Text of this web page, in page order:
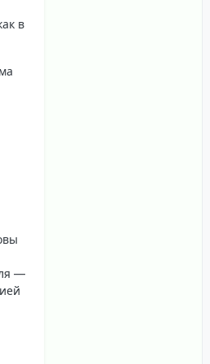
в
—